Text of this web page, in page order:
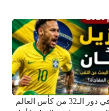
موعد مباراة البرازيل ضد اليابان في دور الـ32 من كأس العالم